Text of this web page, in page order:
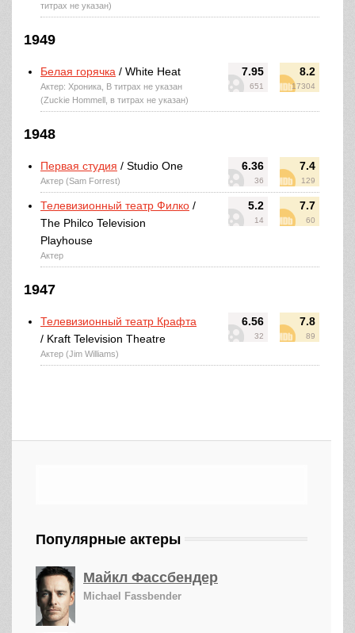
титрах не указан)
1949
7.95
651
8.2
17304
Белая горячка / White Heat
Актер: Хроника, В титрах не указан
(Zuckie Hommell, в титрах не указан)
1948
6.36
36
7.4
129
Первая студия / Studio One
Актер (Sam Forrest)
5.2
14
7.7
60
Телевизионный театр Филко /
The Philco Television
Playhouse
Актер
1947
6.56
32
7.8
89
Телевизионный театр Крафта
/ Kraft Television Theatre
Актер (Jim Williams)
Популярные актеры
Майкл Фассбендер
Michael Fassbender